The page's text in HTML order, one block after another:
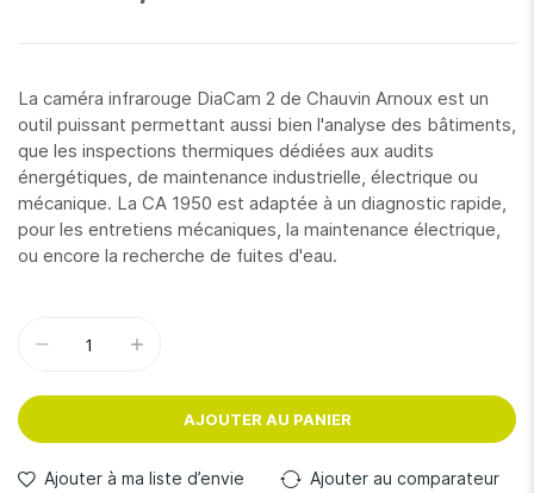
La caméra infrarouge DiaCam 2 de Chauvin Arnoux est un
outil puissant permettant aussi bien l'analyse des bâtiments,
que les inspections thermiques dédiées aux audits
énergétiques, de maintenance industrielle, électrique ou
mécanique. La CA 1950 est adaptée à un diagnostic rapide,
pour les entretiens mécaniques, la maintenance électrique,
ou encore la recherche de fuites d'eau.
AJOUTER AU PANIER
Ajouter à ma liste d’envie Ajouter au comparateur